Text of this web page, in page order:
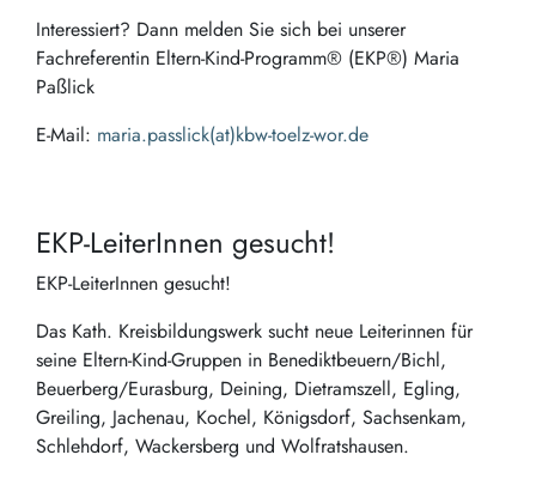
Interessiert? Dann melden Sie sich bei unserer
Fachreferentin Eltern-Kind-Programm® (EKP®) Maria
Paßlick
E-Mail: maria.passlick(at)kbw-toelz-wor.de
EKP-LeiterInnen gesucht!
EKP-LeiterInnen gesucht!
Das Kath. Kreisbildungswerk sucht neue Leiterinnen für
seine Eltern-Kind-Gruppen in Benediktbeuern/Bichl,
Beuerberg/Eurasburg, Deining, Dietramszell, Egling,
Greiling, Jachenau, Kochel, Königsdorf, Sachsenkam,
Schlehdorf, Wackersberg und Wolfratshausen.